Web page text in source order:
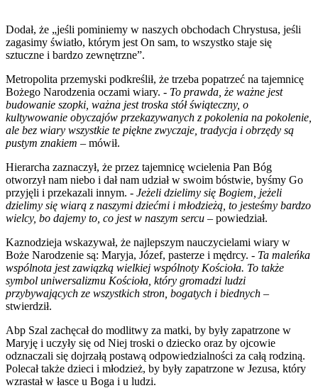
Dodał, że „jeśli pominiemy w naszych obchodach Chrystusa, jeśli
zagasimy światło, którym jest On sam, to wszystko staje się
sztuczne i bardzo zewnętrzne”.
Metropolita przemyski podkreślił, że trzeba popatrzeć na tajemnicę
Bożego Narodzenia oczami wiary. - To prawda, że ważne jest
budowanie szopki, ważna jest troska stół świąteczny, o
kultywowanie obyczajów przekazywanych z pokolenia na pokolenie,
ale bez wiary wszystkie te piękne zwyczaje, tradycja i obrzędy są
pustym znakiem – mówił.
Hierarcha zaznaczył, że przez tajemnicę wcielenia Pan Bóg
otworzył nam niebo i dał nam udział w swoim bóstwie, byśmy Go
przyjęli i przekazali innym. - Jeżeli dzielimy się Bogiem, jeżeli
dzielimy się wiarą z naszymi dziećmi i młodzieżą, to jesteśmy bardzo
wielcy, bo dajemy to, co jest w naszym sercu – powiedział.
Kaznodzieja wskazywał, że najlepszym nauczycielami wiary w
Boże Narodzenie są: Maryja, Józef, pasterze i mędrcy. - Ta maleńka
wspólnota jest zawiązką wielkiej wspólnoty Kościoła. To także
symbol uniwersalizmu Kościoła, który gromadzi ludzi
przybywających ze wszystkich stron, bogatych i biednych –
stwierdził.
Abp Szal zachęcał do modlitwy za matki, by były zapatrzone w
Maryję i uczyły się od Niej troski o dziecko oraz by ojcowie
odznaczali się dojrzałą postawą odpowiedzialności za całą rodziną.
Polecał także dzieci i młodzież, by były zapatrzone w Jezusa, który
wzrastał w łasce u Boga i u ludzi.